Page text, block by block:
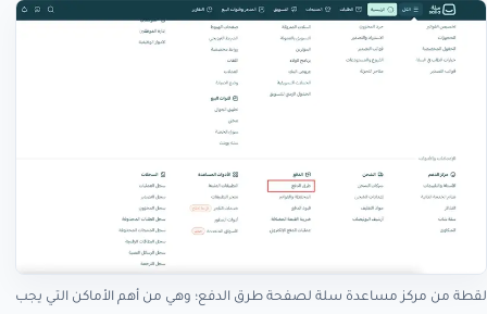
لقطة من مركز مساعدة سلة لصفحة طرق الدفع؛ وهي من أهم الأماكن التي يجب